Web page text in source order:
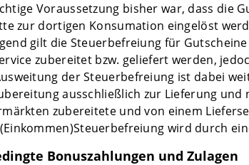
Voraussetzung bisher war, dass die
zur dortigen Konsumation eingelöst
gilt die Steuerbefreiung für
zubereitet bzw. geliefert werden,
der Steuerbefreiung ist dabei
ausschließlich zur Lieferung
zubereitete und von einem
wird durch
Bonuszahlungen und Zulagen